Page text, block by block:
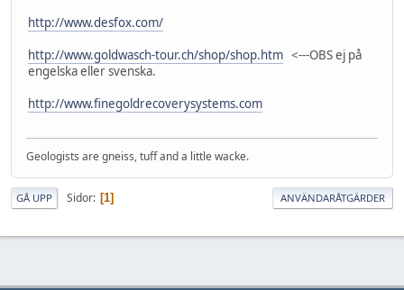
http://www.desfox.com/
http://www.goldwasch-tour.ch/shop/shop.htm <---OBS ej på
engelska eller svenska.
http://www.finegoldrecoverysystems.com
Geologists are gneiss, tuff and a little wacke.
GÅ UPP Sidor 1 ANVÄNDARÅTGÄRDER